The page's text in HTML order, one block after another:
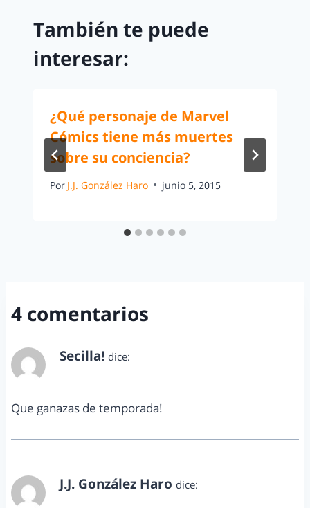
También te puede
interesar:
¿Qué personaje de Marvel
Cómics tiene más muertes
sobre su conciencia?
Por J.J. González Haro junio 5, 2015
4 comentarios
Secilla! dice:
Que ganazas de temporada!
J.J. González Haro dice: